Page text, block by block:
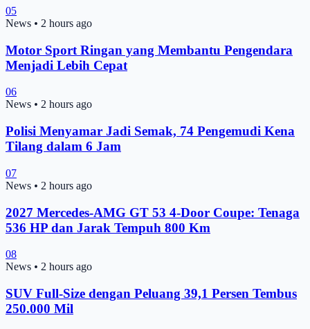
05
News • 2 hours ago
Motor Sport Ringan yang Membantu Pengendara
Menjadi Lebih Cepat
06
News • 2 hours ago
Polisi Menyamar Jadi Semak, 74 Pengemudi Kena
Tilang dalam 6 Jam
07
News • 2 hours ago
2027 Mercedes-AMG GT 53 4-Door Coupe: Tenaga
536 HP dan Jarak Tempuh 800 Km
08
News • 2 hours ago
SUV Full-Size dengan Peluang 39,1 Persen Tembus
250.000 Mil